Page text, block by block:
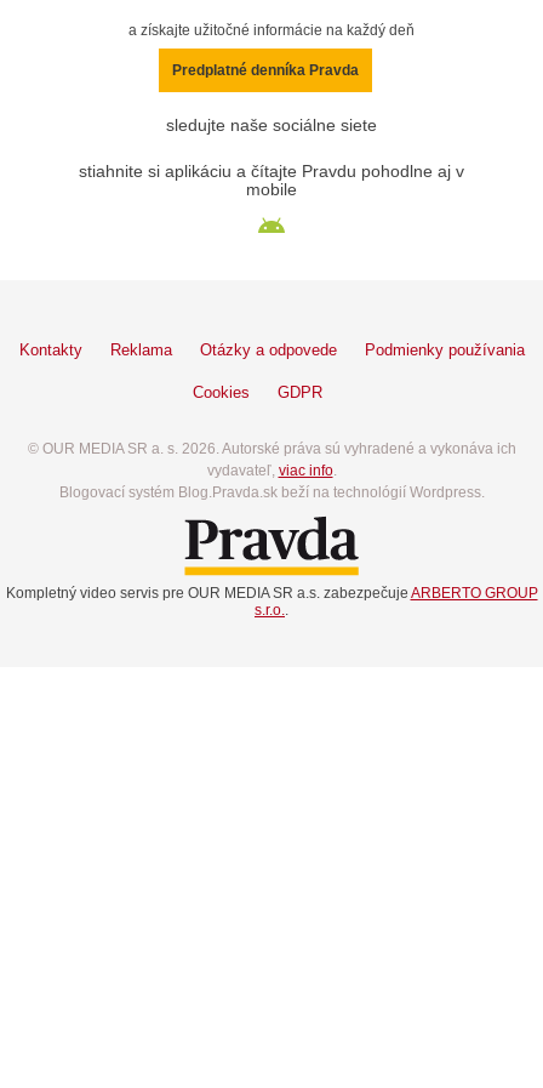
a získajte užitočné informácie na každý deň
Predplatné denníka Pravda
sledujte naše sociálne siete
stiahnite si aplikáciu a čítajte Pravdu pohodlne aj v
mobile
Kontakty Reklama Otázky a odpovede Podmienky používania
Cookies GDPR
© OUR MEDIA SR a. s. 2026. Autorské práva sú vyhradené a vykonáva ich
vydavateľ, viac info.
Blogovací systém Blog.Pravda.sk beží na technológií Wordpress.
Kompletný video servis pre OUR MEDIA SR a.s. zabezpečuje ARBERTO GROUP
s.r.o..